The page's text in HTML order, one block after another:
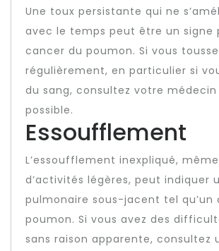
Une toux persistante qui ne
avec le temps peut être un signe
cancer du poumon. Si vous
régulièrement, en particulier si
du sang, consultez votre médecin
possible.
Essoufflement
L’essoufflement inexpliqué,
d’activités légères, peut indiquer
pulmonaire sous-jacent tel qu’un
poumon. Si vous avez des
sans raison apparente, consultez